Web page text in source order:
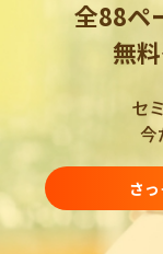
全88ペ
無
セ
今
さ